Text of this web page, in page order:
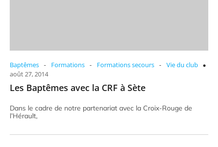
Baptêmes - Formations - Formations secours -
Vie du club
août 27, 2014
Les Baptêmes avec la CRF à Sète
Dans le cadre de notre partenariat avec la Croix-Rouge de
l’Hérault,